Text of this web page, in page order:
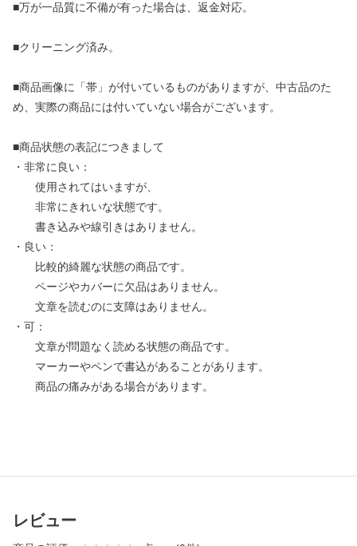
■万が一品質に不備が有った場合は、返金対応。
■クリーニング済み。
■商品画像に「帯」が付いているものがありますが、中古品のた
め、実際の商品には付いていない場合がございます。
■商品状態の表記につきまして
・非常に良い：
使用されてはいますが、
非常にきれいな状態です。
書き込みや線引きはありません。
・良い：
比較的綺麗な状態の商品です。
ページやカバーに欠品はありません。
文章を読むのに支障はありません。
・可：
文章が問題なく読める状態の商品です。
マーカーやペンで書込があることがあります。
商品の痛みがある場合があります。
レビュー